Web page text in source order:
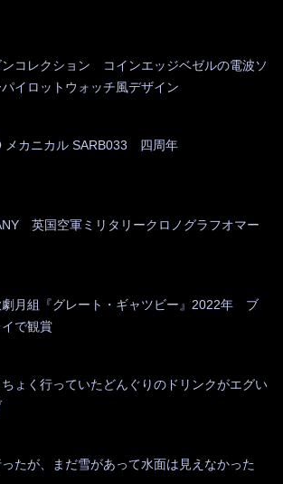
ンコレクション コインエッジベゼルの電波ソ
イロットウォッチ風デザイン
メカニカル SARB033 四周年
英国空軍ミリタリークロノグラフオマー
劇月組『グレート・ギャツビー』2022年 ブ
で観賞
ょく行っていたどんぐりのドリンクがエグい
たが、まだ雪があって水面は見えなかった